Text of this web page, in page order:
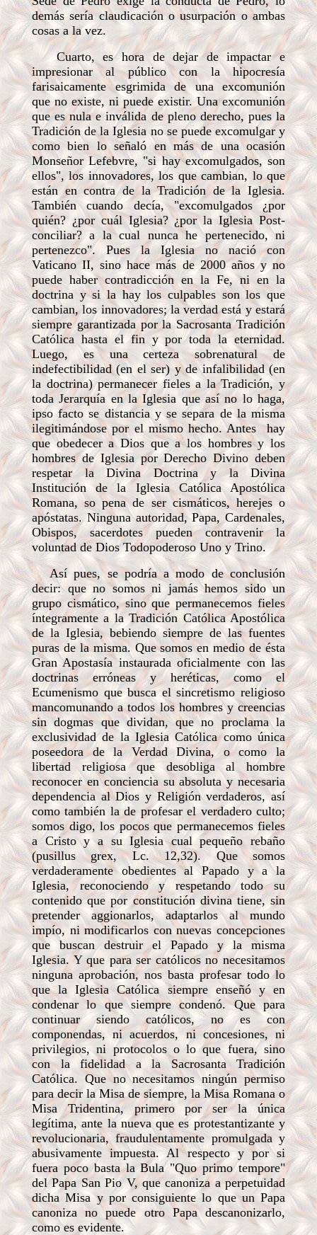
demás sería claudicación o usurpación o ambas
cosas a la vez.
Cuarto, es hora de dejar de impactar e
impresionar al público con la hipocresía
farisaicamente esgrimida de una excomunión
que no existe, ni puede existir. Una excomunión
que es nula e inválida de pleno derecho, pues la
Tradición de la Iglesia no se puede excomulgar y
como bien lo señaló en más de una ocasión
Monseñor Lefebvre, "si hay excomulgados, son
ellos", los innovadores, los que cambian, lo que
están en contra de la Tradición de la Iglesia.
También cuando decía, "excomulgados ¿por
quién? ¿por cuál Iglesia? ¿por la Iglesia Post-
conciliar? a la cual nunca he pertenecido, ni
pertenezco". Pues la Iglesia no nació con
Vaticano II, sino hace más de 2000 años y no
puede haber contradicción en la Fe, ni en la
doctrina y si la hay los culpables son los que
cambian, los innovadores; la verdad está y estará
siempre garantizada por la Sacrosanta Tradición
Católica hasta el fin y por toda la eternidad.
Luego, es una certeza sobrenatural de
indefectibilidad (en el ser) y de infalibilidad (en
la doctrina) permanecer fieles a la Tradición, y
toda Jerarquía en la Iglesia que así no lo haga,
ipso facto se distancia y se separa de la misma
ilegitimándose por el mismo hecho. Antes hay
que obedecer a Dios que a los hombres y los
hombres de Iglesia por Derecho Divino deben
respetar la Divina Doctrina y la Divina
Institución de la Iglesia Católica Apostólica
Romana, so pena de ser cismáticos, herejes o
apóstatas. Ninguna autoridad, Papa, Cardenales,
Obispos, sacerdotes pueden contravenir la
voluntad de Dios Todopoderoso Uno y Trino.
Así pues, se podría a modo de conclusión
decir: que no somos ni jamás hemos sido un
grupo cismático, sino que permanecemos fieles
íntegramente a la Tradición Católica Apostólica
de la Iglesia, bebiendo siempre de las fuentes
puras de la misma. Que somos en medio de ésta
Gran Apostasía instaurada oficialmente con las
doctrinas erróneas y heréticas, como el
Ecumenismo que busca el sincretismo religioso
mancomunando a todos los hombres y creencias
sin dogmas que dividan, que no proclama la
exclusividad de la Iglesia Católica como única
poseedora de la Verdad Divina, o como la
libertad religiosa que desobliga al hombre
reconocer en conciencia su absoluta y necesaria
dependencia al Dios y Religión verdaderos, así
como también la de profesar el verdadero culto;
somos digo, los pocos que permanecemos fieles
a Cristo y a su Iglesia cual pequeño rebaño
(pusillus grex, Lc. 12,32). Que somos
verdaderamente obedientes al Papado y a la
Iglesia, reconociendo y respetando todo su
contenido que por constitución divina tiene, sin
pretender aggionarlos, adaptarlos al mundo
impío, ni modificarlos con nuevas concepciones
que buscan destruir el Papado y la misma
Iglesia. Y que para ser católicos no necesitamos
ninguna aprobación, nos basta profesar todo lo
que la Iglesia Católica siempre enseñó y en
condenar lo que siempre condenó. Que para
continuar siendo católicos, no es con
componendas, ni acuerdos, ni concesiones, ni
privilegios, ni protocolos o lo que fuera, sino
con la fidelidad a la Sacrosanta Tradición
Católica. Que no necesitamos ningún permiso
para decir la Misa de siempre, la Misa Romana o
Misa Tridentina, primero por ser la única
legítima, ante la nueva que es protestantizante y
revolucionaria, fraudulentamente promulgada y
abusivamente impuesta. Al respecto y por si
fuera poco basta la Bula "Quo primo tempore"
del Papa San Pio V, que canoniza a perpetuidad
dicha Misa y por consiguiente lo que un Papa
canoniza no puede otro Papa descanonizarlo,
como es evidente.